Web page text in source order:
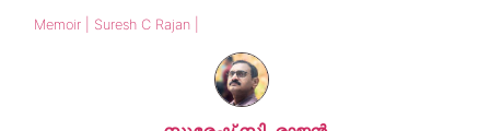
Memoir | Suresh C Rajan |